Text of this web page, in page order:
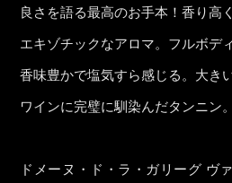
良さを語る最高のお手本！香り高
エキゾチックなアロマ。フルボデ
香味豊かで塩気すら感じる。大き
ワインに完璧に馴染んだタンニン。
ドメーヌ・ド・ラ・ガリーグ